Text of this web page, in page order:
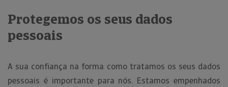
Protegemos os seus dados
pessoais
A sua confiança na forma como tratamos os seus dados
pessoais é importante para nós. Estamos empenhados